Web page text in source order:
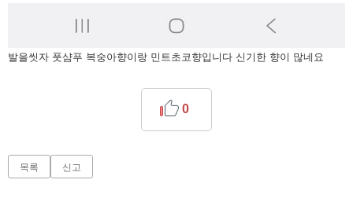
발을씻자 풋샴푸 복숭아향이랑 민트초코향입니다 신기한 향이 많네요
0
목록 신고